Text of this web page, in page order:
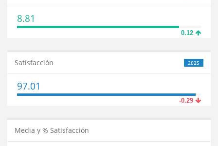
8.81
0.12
2025
Satisfacción
97.01
-0.29
Media y % Satisfacción